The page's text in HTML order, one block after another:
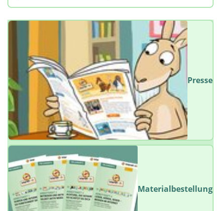
Presse
Materialbestellung